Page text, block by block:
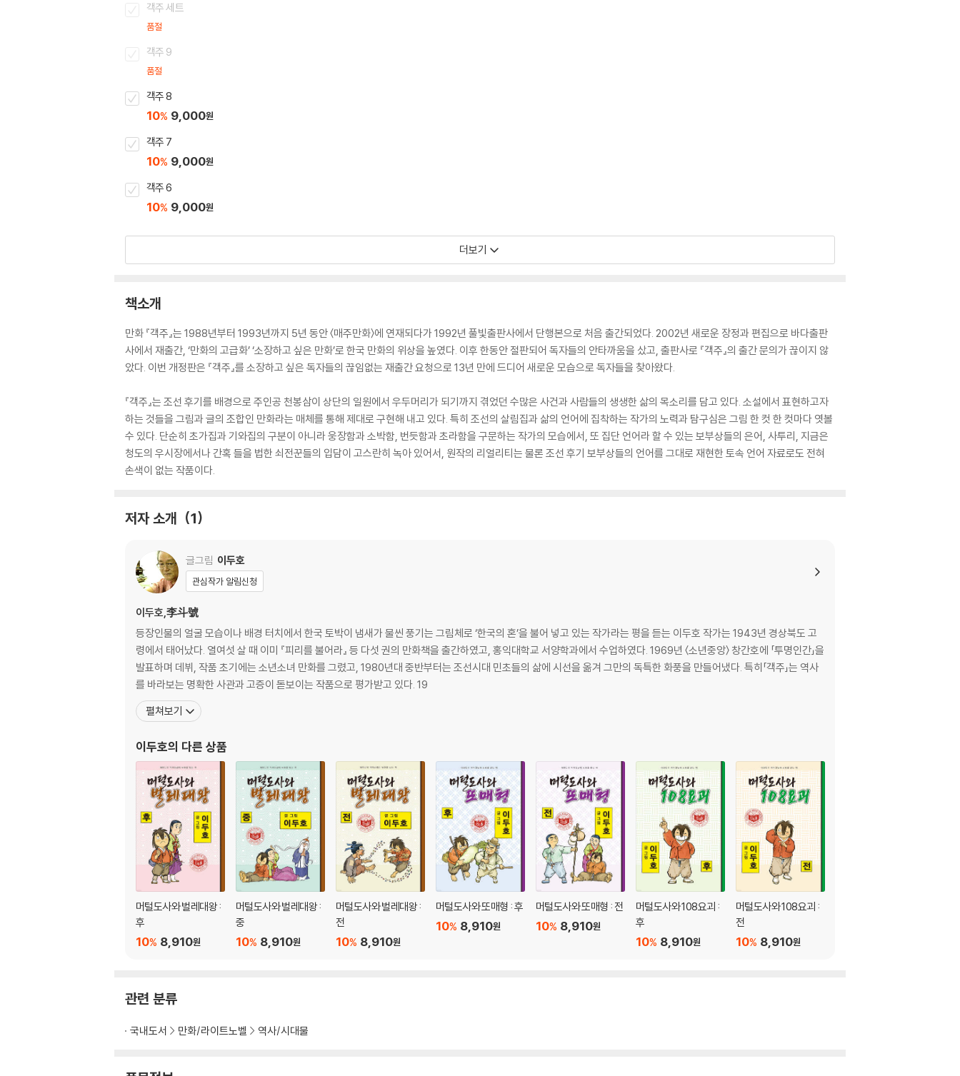
객주 세트
품절
객주 9
품절
객주 8
10% 9,000원
객주 7
10% 9,000원
객주 6
10% 9,000원
더보기
책소개
만화 『객주』는 1988년부터 1993년까지 5년 동안 〈매주만화〉에 연재되다가 1992년 풀빛출판사에서 단행본으로 처음 출간되었다. 2002년 새로운 장정과 편집으로 바다출판
사에서 재출간, ‘만화의 고급화’ ‘소장하고 싶은 만화’로 한국 만화의 위상을 높였다. 이후 한동안 절판되어 독자들의 안타까움을 샀고, 출판사로 『객주』의 출간 문의가 끊이지 않
았다. 이번 개정판은 『객주』를 소장하고 싶은 독자들의 끊임없는 재출간 요청으로 13년 만에 드디어 새로운 모습으로 독자들을 찾아왔다.
『객주』는 조선 후기를 배경으로 주인공 천봉삼이 상단의 일원에서 우두머리가 되기까지 겪었던 수많은 사건과 사람들의 생생한 삶의 목소리를 담고 있다. 소설에서 표현하고자
하는 것들을 그림과 글의 조합인 만화라는 매체를 통해 제대로 구현해 내고 있다. 특히 조선의 살림집과 삶의 언어에 집착하는 작가의 노력과 탐구심은 그림 한 컷 한 컷마다 엿볼
수 있다. 단순히 초가집과 기와집의 구분이 아니라 웅장함과 소박함, 번듯함과 초라함을 구문하는 작가의 모습에서, 또 집단 언어라 할 수 있는 보부상들의 은어, 사투리, 지금은
청도의 우시장에서나 간혹 들을 법한 쇠전꾼들의 입담이 고스란히 녹아 있어서, 원작의 리얼리티는 물론 조선 후기 보부상들의 언어를 그대로 재현한 토속 언어 자료로도 전혀
손색이 없는 작품이다.
저자 소개 1
글그림 이두호
관심작가 알림신청
이두호,李斗號
등장인물의 얼굴 모습이나 배경 터치에서 한국 토박이 냄새가 물씬 풍기는 그림체로 ‘한국의 혼’을 불어 넣고 있는 작가라는 평을 듣는 이두호 작가는 1943년 경상북도 고
령에서 태어났다. 열여섯 살 때 이미 『피리를 불어라』 등 다섯 권의 만화책을 출간하였고, 홍익대학교 서양학과에서 수업하였다. 1969년 〈소년중앙〉 창간호에 「투명인간」을
발표하며 데뷔, 작품 초기에는 소년소녀 만화를 그렸고, 1980년대 중반부터는 조선시대 민초들의 삶에 시선을 옮겨 그만의 독특한 화풍을 만들어냈다. 특히「객주」는 역사
를 바라보는 명확한 사관과 고증이 돋보이는 작품으로 평가받고 있다. 19
펼쳐보기
이두호의 다른 상품
머털도사와 벌레대왕 :
후
8,910원
10%
머털도사와 벌레대왕 :
중
8,910원
10%
머털도사와 벌레대왕 :
전
8,910원
10%
머털도사와 또매형 : 후
8,910원
10%
머털도사와 또매형 : 전
8,910원
10%
머털도사와 108요괴 :
후
8,910원
10%
머털도사와 108요괴 :
전
8,910원
10%
관련 분류
국내도서 만화/라이트노벨 역사/시대물